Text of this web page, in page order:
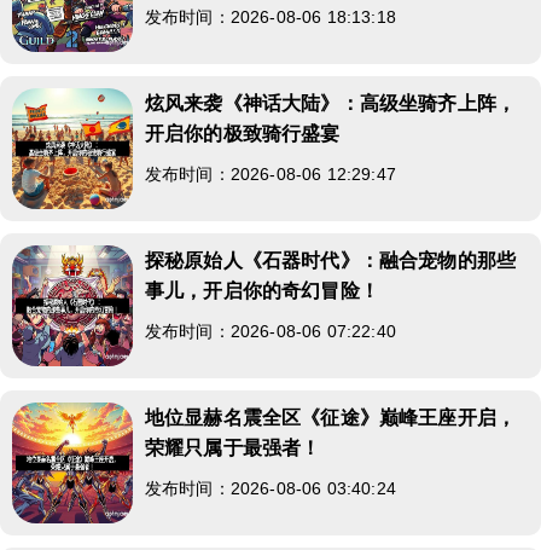
发布时间：2026-08-06 18:13:18
炫风来袭《神话大陆》：高级坐骑齐上阵，
开启你的极致骑行盛宴
发布时间：2026-08-06 12:29:47
探秘原始人《石器时代》：融合宠物的那些
事儿，开启你的奇幻冒险！
发布时间：2026-08-06 07:22:40
地位显赫名震全区《征途》巅峰王座开启，
荣耀只属于最强者！
发布时间：2026-08-06 03:40:24